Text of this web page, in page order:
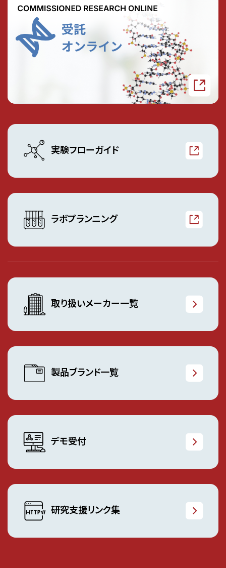
実験フローガイド
ラボプランニング
取り扱いメーカー一覧
製品ブランド一覧
デモ受付
研究支援リンク集